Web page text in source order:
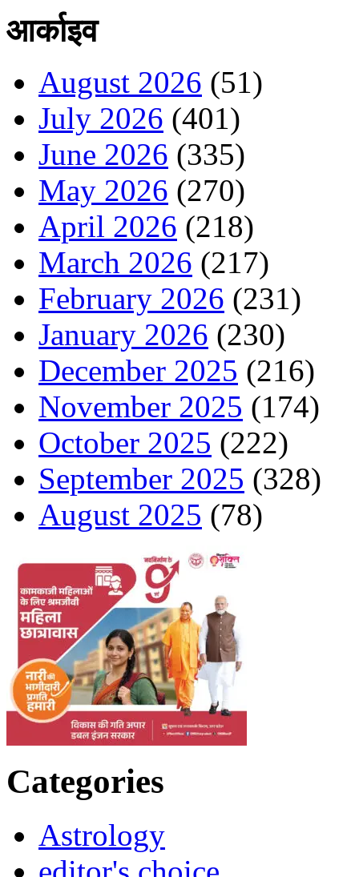
आर्काइव
August 2026 (51)
July 2026 (401)
June 2026 (335)
May 2026 (270)
April 2026 (218)
March 2026 (217)
February 2026 (231)
January 2026 (230)
December 2025 (216)
November 2025 (174)
October 2025 (222)
September 2025 (328)
August 2025 (78)
Categories
Astrology